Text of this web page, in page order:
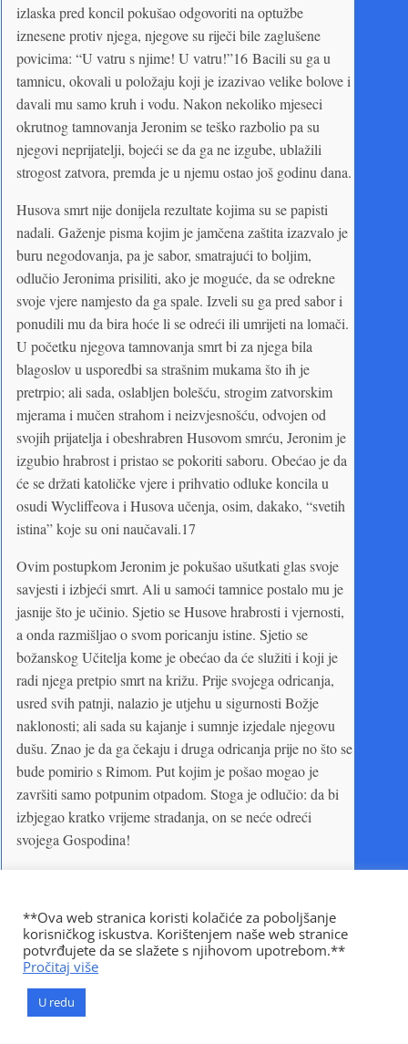
izlaska pred koncil pokušao odgovoriti na optužbe
iznesene protiv njega, njegove su riječi bile zaglušene
povicima: “U vatru s njime! U vatru!”16 Bacili su ga u
tamnicu, okovali u položaju koji je izazivao velike bolove i
davali mu samo kruh i vodu. Nakon nekoliko mjeseci
okrutnog tamnovanja Jeronim se teško razbolio pa su
njegovi neprijatelji, bojeći se da ga ne izgube, ublažili
strogost zatvora, premda je u njemu ostao još godinu dana.
Husova smrt nije donijela rezultate kojima su se papisti
nadali. Gaženje pisma kojim je jamčena zaštita izazvalo je
buru negodovanja, pa je sabor, smatrajući to boljim,
odlučio Jeronima prisiliti, ako je moguće, da se odrekne
svoje vjere namjesto da ga spale. Izveli su ga pred sabor i
ponudili mu da bira hoće li se odreći ili umrijeti na lomači.
U početku njegova tamnovanja smrt bi za njega bila
blagoslov u usporedbi sa strašnim mukama što ih je
pretrpio; ali sada, oslabljen bolešću, strogim zatvorskim
mjerama i mučen strahom i neizvjesnošću, odvojen od
svojih prijatelja i obeshrabren Husovom smrću, Jeronim je
izgubio hrabrost i pristao se pokoriti saboru. Obećao je da
će se držati katoličke vjere i prihvatio odluke koncila u
osudi Wycliffeova i Husova učenja, osim, dakako, “svetih
istina” koje su oni naučavali.17
Ovim postupkom Jeronim je pokušao ušutkati glas svoje
savjesti i izbjeći smrt. Ali u samoći tamnice postalo mu je
jasnije što je učinio. Sjetio se Husove hrabrosti i vjernosti,
a onda razmišljao o svom poricanju istine. Sjetio se
božanskog Učitelja kome je obećao da će služiti i koji je
radi njega pretpio smrt na križu. Prije svojega odricanja,
usred svih patnji, nalazio je utjehu u sigurnosti Božje
naklonosti; ali sada su kajanje i sumnje izjedale njegovu
dušu. Znao je da ga čekaju i druga odricanja prije no što se
bude pomirio s Rimom. Put kojim je pošao mogao je
završiti samo potpunim otpadom. Stoga je odlučio: da bi
izbjegao kratko vrijeme stradanja, on se neće odreći
svojega Gospodina!
smrću, tražila je nove žrtve. Jeronim je mogao sačuvati
život samo bezuvjetnim odricanjem od istine. Ali on je
odlučio priznati svoju vjeru i slijediti svoga brata mučenika
u plamen lomače.
**Ova web stranica koristi kolačiće za poboljšanje
korisničkog iskustva. Korištenjem naše web stranice
potvrđujete da se slažete s njihovom upotrebom.**
Pročitaj više
U redu